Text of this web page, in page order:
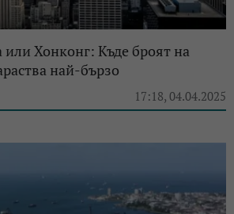
Хонконг: Къде броят на
най-бързо
17:18, 04.04.2025